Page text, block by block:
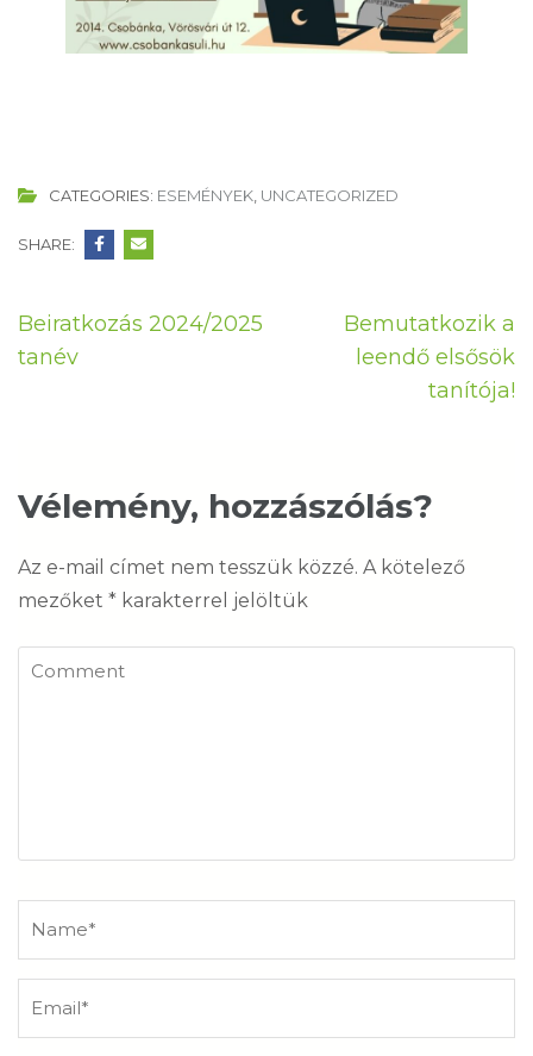
CATEGORIES: ESEMÉNYEK, UNCATEGORIZED
SHARE:
Bejegyzés
navigáció
Beiratkozás 2024/2025
tanév
Bemutatkozik a
leendő elsősök
tanítója!
Vélemény, hozzászólás?
Az e-mail címet nem tesszük közzé. A kötelező
mezőket * karakterrel jelöltük
Comment